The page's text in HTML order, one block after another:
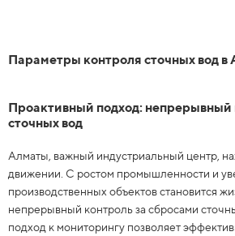
Параметры контроля сточных вод в
Проактивный подход: непрерывный
сточных вод
Алматы, важный индустриальный центр,
движении. С ростом промышленности и
производственных объектов становится
непрерывный контроль за сбросами
подход к мониторингу позволяет